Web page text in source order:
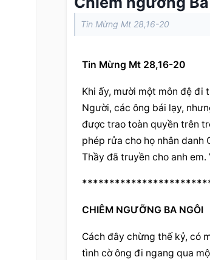
Tin Mừng Mt 28,16-20
Tin Mừng Mt 28,16-20
Khi ấy, mười một môn đệ đi
Người, các ông bái lạy,
được trao toàn quyền trên
phép rửa cho họ nhân danh
Thầy đã truyền cho anh em.
CHIÊM NGƯỠNG BA NGÔI
Cách đây chừng thế kỷ, có
tình cờ ông đi ngang qua